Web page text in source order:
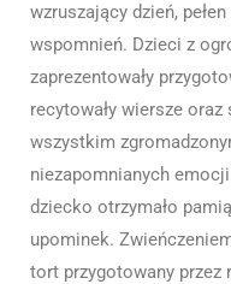
wzruszający dzień,
wspomnień. Dzieci z
zaprezentowały
recytowały wiersze
wszystkim
niezapomnianych
dziecko otrzymało
upominek.
tort przygotowany przez